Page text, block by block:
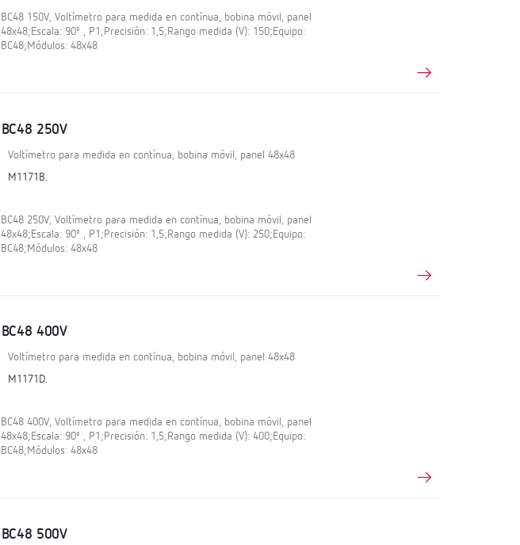
BC48 150V, Voltímetro para medida en contínua, bobina móvil, panel
48x48;Escala: 90º , P1;Precisión: 1,5;Rango medida (V): 150;Equipo:
BC48;Módulos: 48x48
BC48 250V
Voltímetro para medida en contínua, bobina móvil, panel 48x48
M1171B.
BC48 250V, Voltímetro para medida en contínua, bobina móvil, panel
48x48;Escala: 90º , P1;Precisión: 1,5;Rango medida (V): 250;Equipo:
BC48;Módulos: 48x48
BC48 400V
Voltímetro para medida en contínua, bobina móvil, panel 48x48
M1171D.
BC48 400V, Voltímetro para medida en contínua, bobina móvil, panel
48x48;Escala: 90º , P1;Precisión: 1,5;Rango medida (V): 400;Equipo:
BC48;Módulos: 48x48
BC48 500V